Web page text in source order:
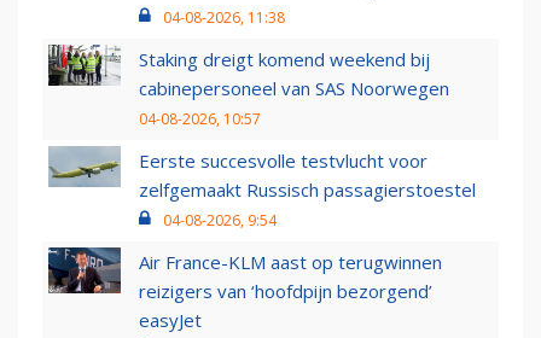
04-08-2026, 11:38
Staking dreigt komend weekend bij
cabinepersoneel van SAS Noorwegen
04-08-2026, 10:57
Eerste succesvolle testvlucht voor
zelfgemaakt Russisch passagierstoestel
04-08-2026, 9:54
Air France-KLM aast op terugwinnen
reizigers van ‘hoofdpijn bezorgend’
easyJet